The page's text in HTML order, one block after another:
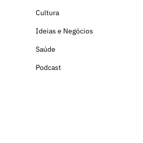
Cultura
Ideias e Negócios
Saúde
Podcast